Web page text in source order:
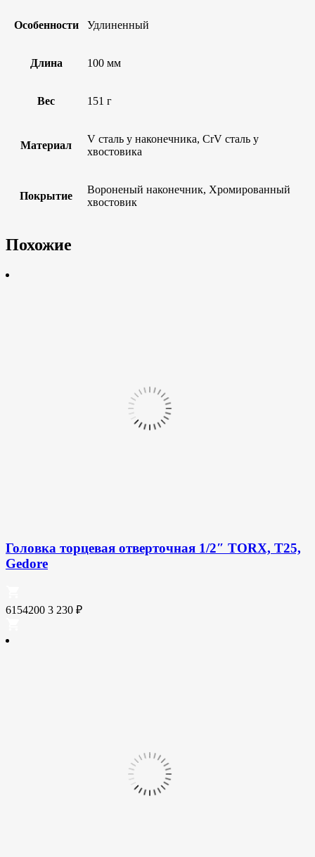
Особенности Удлиненный
Длина 100 мм
Вес 151 г
Материал
V сталь у наконечника, CrV сталь у
хвостовика
Покрытие
Вороненый наконечник, Хромированный
хвостовик
Похожие
Головка торцевая отверточная 1/2″ TORX, T25,
Gedore
6154200 3 230 ₽